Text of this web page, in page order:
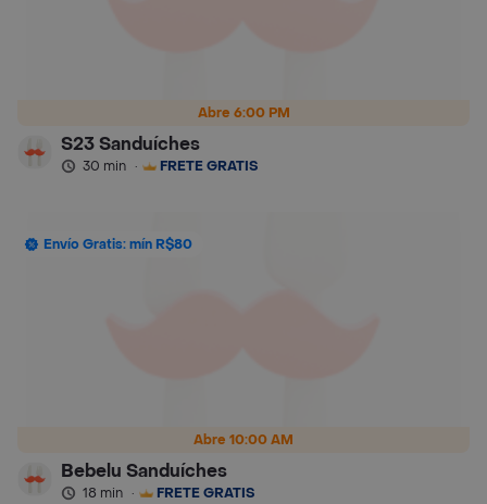
Abre 6:00 PM
S23 Sanduíches
30 min · FRETE GRÁTIS
Abre 10:00 AM
Envío Gratis: mín R$80
Bebelu Sanduíches
18 min · FRETE GRÁTIS